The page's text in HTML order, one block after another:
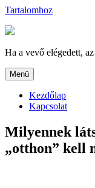
Tartalomhoz
Ha a vevő elégedett,
Menü
Kezdőlap
Kapcsolat
Milyennek
„otthon” kell